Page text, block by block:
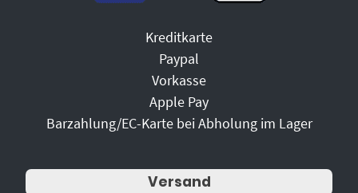
Kreditkarte
Paypal
Vorkasse
Apple Pay
Barzahlung/EC-Karte bei Abholung im Lager
Versand